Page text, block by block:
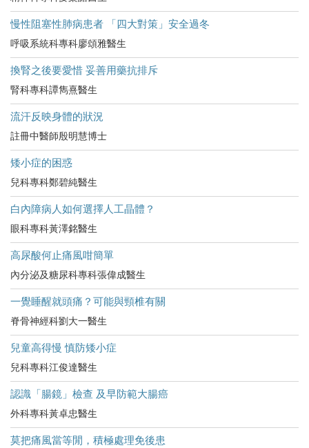
慢性阻塞性肺病患者 「四大對策」安全過冬
呼吸系統科專科廖頌雅醫生
換腎之後要愛惜 妥善用藥抗排斥
腎科專科譚雋熹醫生
流汗反映身體的狀況
註冊中醫師殷明慧博士
矮小症的困惑
兒科專科鄭碧純醫生
白內障病人如何選擇人工晶體？
眼科專科黃澤銘醫生
高尿酸何止痛風咁簡單
內分泌及糖尿科專科張偉成醫生
一覺睡醒就頭痛？可能與頸椎有關
脊骨神經科劉大一醫生
兒童高得慢 慎防矮小症
兒科專科江俊達醫生
認識「腸鏡」檢查 及早防範大腸癌
外科專科黃卓忠醫生
莫把痛風當等閒，積極處理免後患